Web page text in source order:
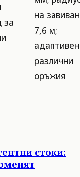
за
на
7,6 м;
различни
оръжия
стоки: